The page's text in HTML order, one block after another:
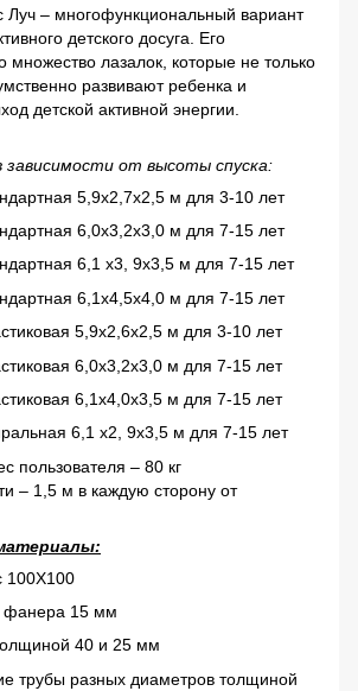
Луч – многофункциональный вариант
детского досуга. Его
множество лазалок, которые не только
развивают ребенка и
детской активной энергии.
зависимости от высоты спуска:
5,9х2,7х2,5 м для 3-10 лет
6,0х3,2х3,0 м для 7-15 лет
6,1 х3, 9х3,5 м для 7-15 лет
6,1х4,5х4,0 м для 7-15 лет
5,9х2,6х2,5 м для 3-10 лет
6,0х3,2х3,0 м для 7-15 лет
6,1х4,0х3,5 м для 7-15 лет
6,1 х2, 9х3,5 м для 7-15 лет
пользователя – 80 кг
– 1,5 м в каждую сторону от
100Х100
фанера 15 мм
40 и 25 мм
трубы разных диаметров толщиной